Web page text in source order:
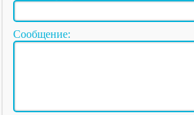
Сообщение: